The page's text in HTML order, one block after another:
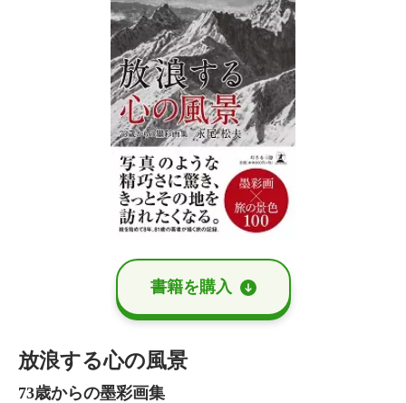
書籍を購⼊
放浪する心の風景
73歳からの墨彩画集